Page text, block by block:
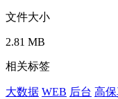
文件大小
2.81 MB
相关标签
大数据 WEB 后台 高